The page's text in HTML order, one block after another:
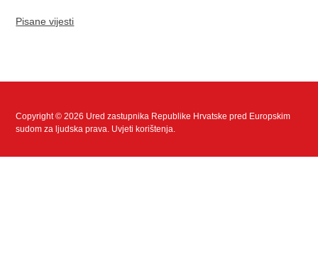
Pisane vijesti
Copyright © 2026 Ured zastupnika Republike Hrvatske pred Europskim
sudom za ljudska prava. Uvjeti korištenja.